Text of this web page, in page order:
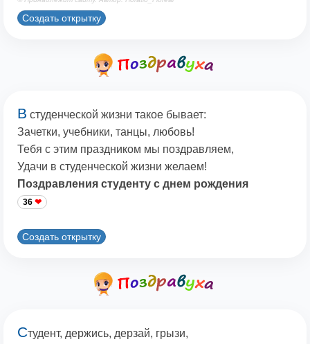
Создать открытку
В студенческой жизни такое бывает:
Зачетки, учебники, танцы, любовь!
Тебя с этим праздником мы поздравляем,
Удачи в студенческой жизни желаем!
Поздравления студенту с днем рождения
36
Создать открытку
Студент, держись, дерзай, грызи,